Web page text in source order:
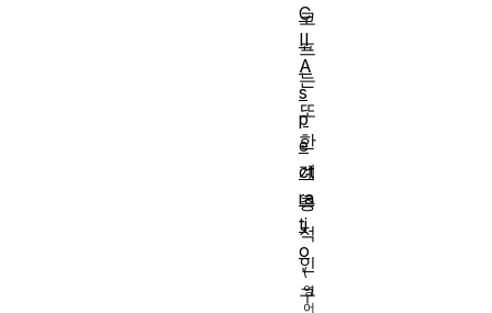
코
프
는
또
한
계
층
적
인
구
C
II
A
s
p
e
ct
ra
ti
o